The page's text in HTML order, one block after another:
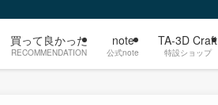
買って良かった
RECOMMENDATION
note
公式note
TA-3D Craft
特設ショップ